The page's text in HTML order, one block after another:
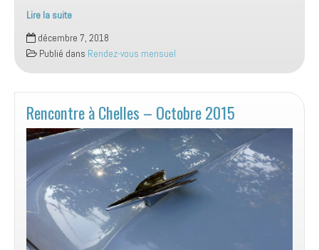
Lire la suite
Rassemblement
Mensuel
Dimanche
02
Décembre
2018
décembre 7, 2018
Publié dans Rendez-vous mensuel
Rencontre à Chelles – Octobre 2015